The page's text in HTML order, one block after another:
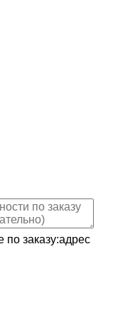
заказу:адрес